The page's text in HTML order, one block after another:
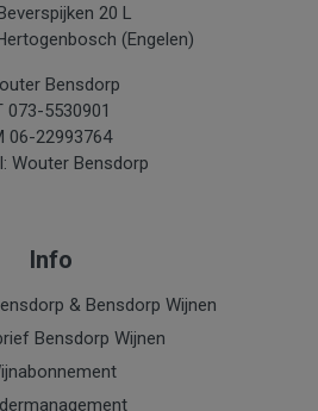
20 L
(Engelen)
Bensdorp
073-5530901
06-22993764
Wouter Bensdorp
Info
& Bensdorp Wijnen
Bensdorp Wijnen